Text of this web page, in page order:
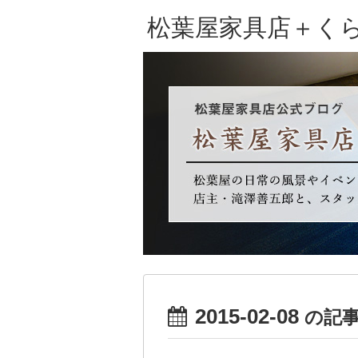
松葉屋家具店＋く
2015-02-08 の記